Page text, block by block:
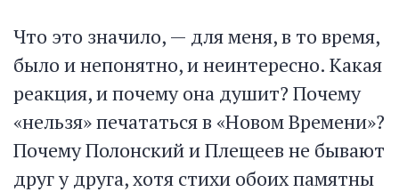
Что это значило, — для меня, в то время,
было и непонятно, и неинтересно. Какая
реакция, и почему она душит? Почему
«нельзя» печататься в «Новом Времени»?
Почему Полонский и Плещеев не бывают
друг у друга, хотя стихи обоих памятны